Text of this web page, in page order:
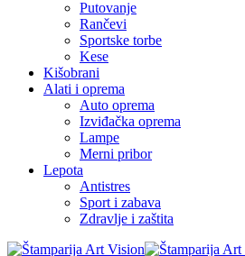
Putovanje
Rančevi
Sportske torbe
Kese
Kišobrani
Alati i oprema
Auto oprema
Izviđačka oprema
Lampe
Merni pribor
Lepota
Antistres
Sport i zabava
Zdravlje i zaštita